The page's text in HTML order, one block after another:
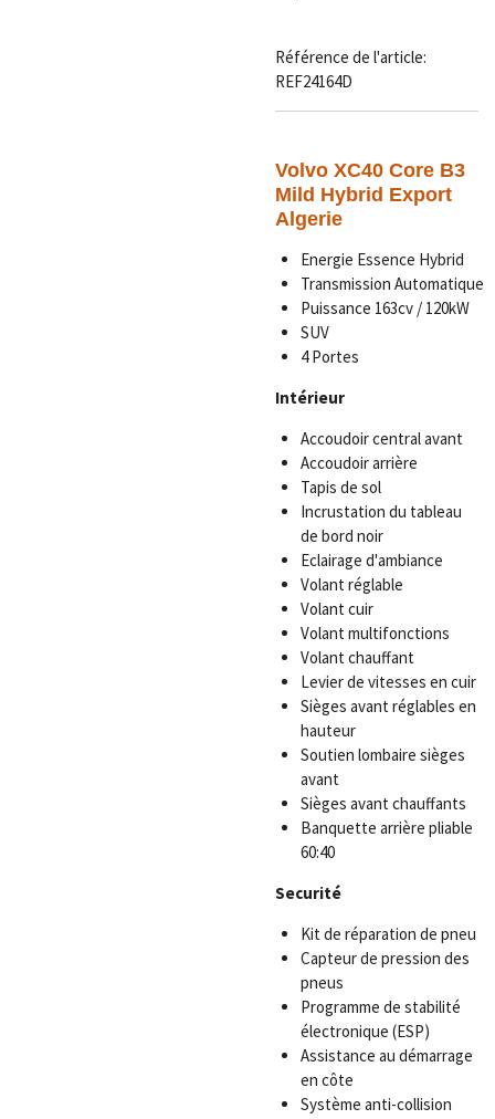
Référence de l'article:
REF24164D
Volvo XC40 Core B3
Mild Hybrid Export
Algerie
Energie Essence Hybrid
Transmission Automatique
Puissance 163cv / 120kW
SUV
4 Portes
Intérieur
Accoudoir central avant
Accoudoir arrière
Tapis de sol
Incrustation du tableau
de bord noir
Eclairage d'ambiance
Volant réglable
Volant cuir
Volant multifonctions
Volant chauffant
Levier de vitesses en cuir
Sièges avant réglables en
hauteur
Soutien lombaire sièges
avant
Sièges avant chauffants
Banquette arrière pliable
60:40
Securité
Kit de réparation de pneu
Capteur de pression des
pneus
Programme de stabilité
électronique (ESP)
Assistance au démarrage
en côte
Système anti-collision